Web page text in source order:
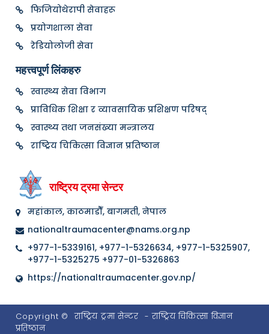
फिजियोथेरापी सेवाहरू
प्रयोगशाला सेवा
रेडियोलोजी सेवा
महत्त्वपूर्ण लिंकहरु
स्वास्थ्य सेवा विभाग
प्राविधिक शिक्षा र व्यावसायिक प्रशिक्षण परिषद्
स्वास्थ्य तथा जनसंख्या मन्त्रालय
राष्ट्रिय चिकित्सा विज्ञान प्रतिष्ठान
राष्ट्रिय ट्रमा सेन्टर
महांकाल, काठमाडौँ, बागमती, नेपाल
nationaltraumacenter@nams.org.np
+977-1-5339161, +977-1-5326634, +977-1-5325907,
+977-1-5325275 +977-01-5326863
https://nationaltraumacenter.gov.np/
Copyright © राष्ट्रिय ट्रमा सेन्टर - राष्ट्रिय चिकित्सा विज्ञान
प्रतिष्ठान